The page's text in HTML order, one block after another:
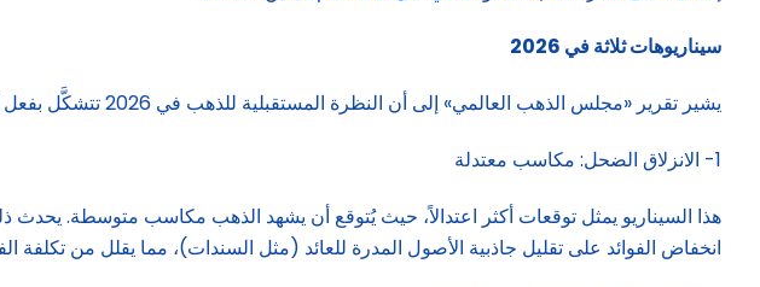
سيناريوهات ثلاثة في 2026
يشير تقرير «مجلس الذهب العالمي» إلى أن النظرة المستقبلية للذهب في 2026 تتشكَّل بفعل استمرار حالة عدم اليقين الجيو-اقتصادي، ويحدد 3 سيناريوهات رئيسية محتملة يمكن أن يتبعها سعر الذهب:
1- الانزلاق الضحل: مكاسب معتدلة
هذا السيناريو يمثل توقعات أكثر اعتدالاً، حيث يُتوقع أن يشهد الذهب مكاسب متوسطة. يحدث
انخفاض الفوائد على تقليل جاذبية الأصول المدرة للعائد (مثل السندات)، مما يقلل من